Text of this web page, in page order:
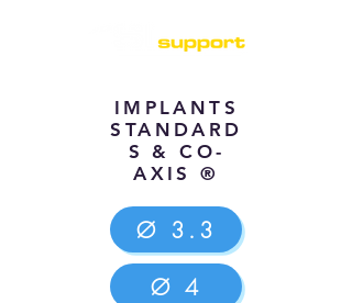
IMPLANTS
STANDARD
S & CO-
AXIS ®
Ø 3.3
Ø 4